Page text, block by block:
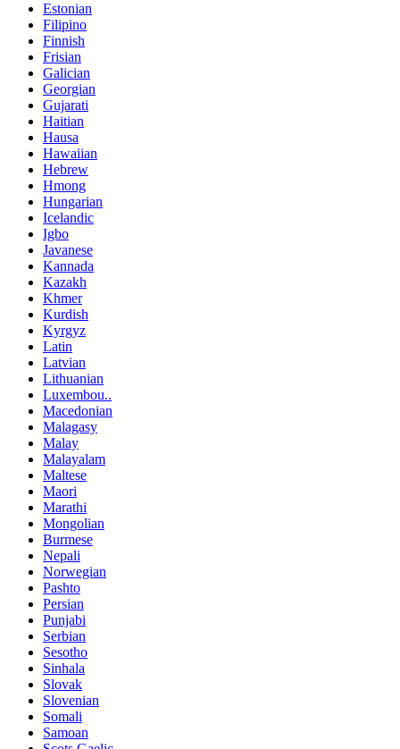
Estonian
Filipino
Finnish
Frisian
Galician
Georgian
Gujarati
Haitian
Hausa
Hawaiian
Hebrew
Hmong
Hungarian
Icelandic
Igbo
Javanese
Kannada
Kazakh
Khmer
Kurdish
Kyrgyz
Latin
Latvian
Lithuanian
Luxembou..
Macedonian
Malagasy
Malay
Malayalam
Maltese
Maori
Marathi
Mongolian
Burmese
Nepali
Norwegian
Pashto
Persian
Punjabi
Serbian
Sesotho
Sinhala
Slovak
Slovenian
Somali
Samoan